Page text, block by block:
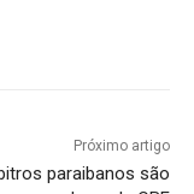
Próximo artigo
paraibanos são